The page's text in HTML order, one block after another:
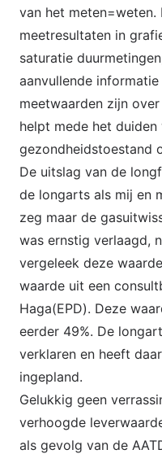
van het
meetresultaten in
saturatie
aanvullende
meetwaarden zijn
helpt mede het duiden
gezondheidstoestand
De uitslag van de
de longarts als mij en
zeg maar de
was ernstig verlaagd,
vergeleek deze
waarde uit een
Haga(EPD). Deze
eerder 49%. De
verklaren en heeft
ingepland.
Gelukkig geen
verhoogde
als gevolg van de